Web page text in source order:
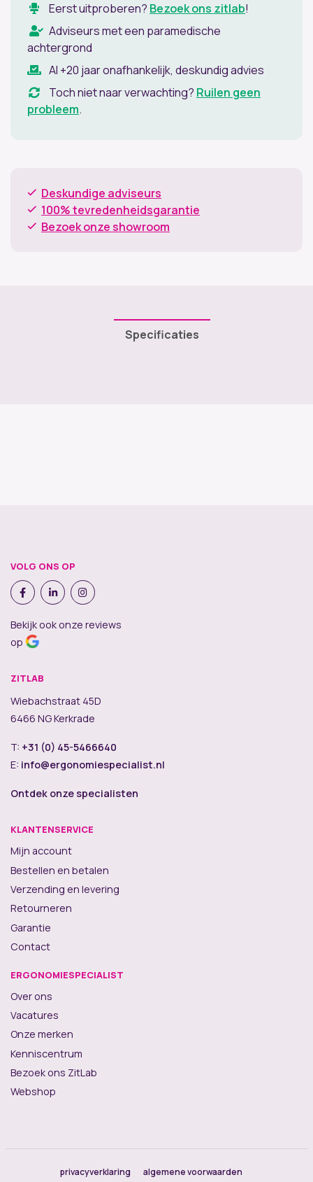
Eerst uitproberen? Bezoek ons zitlab!
Adviseurs met een paramedische
achtergrond
Al +20 jaar onafhankelijk, deskundig advies
Toch niet naar verwachting? Ruilen geen
probleem.
Deskundige adviseurs
100% tevredenheidsgarantie
Bezoek onze showroom
Specificaties
VOLG ONS OP
Bekijk ook onze reviews
op
ZITLAB
Wiebachstraat 45D
6466 NG Kerkrade
T: +31 (0) 45-5466640
E: info@ergonomiespecialist.nl
Ontdek onze specialisten
KLANTENSERVICE
Mijn account
Bestellen en betalen
Verzending en levering
Retourneren
Garantie
Contact
ERGONOMIESPECIALIST
Over ons
Vacatures
Onze merken
Kenniscentrum
Bezoek ons ZitLab
Webshop
privacyverklaring
algemene voorwaarden